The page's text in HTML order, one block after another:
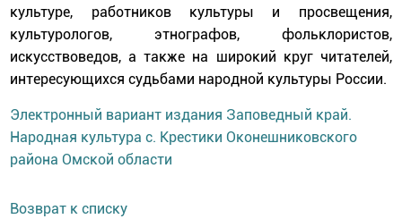
культуре, работников культуры и просвещения,
культурологов, этнографов, фольклористов,
искусствоведов, а также на широкий круг читателей,
интересующихся судьбами народной культуры России.
Электронный вариант издания Заповедный край.
Народная культура с. Крестики Оконешниковского
района Омской области
Возврат к списку